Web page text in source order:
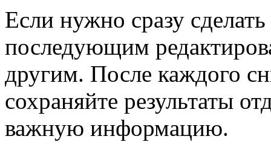
Если нужно сразу
последующим
другим. После каждого
сохраняйте результаты
важную информацию.